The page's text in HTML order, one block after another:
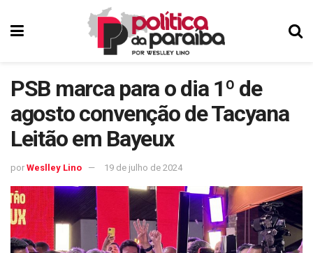
PSB marca para o dia 1º de
agosto convenção de Tacyana
Leitão em Bayeux
por Weslley Lino 19 de julho de 2024